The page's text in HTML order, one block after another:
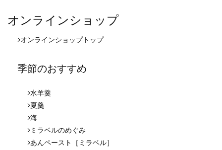
オンラインショップ
オンラインショップトップ
季節のおすすめ
水羊羹
夏羹
海
ミラベルのめぐみ
あんペースト［ミラベル］